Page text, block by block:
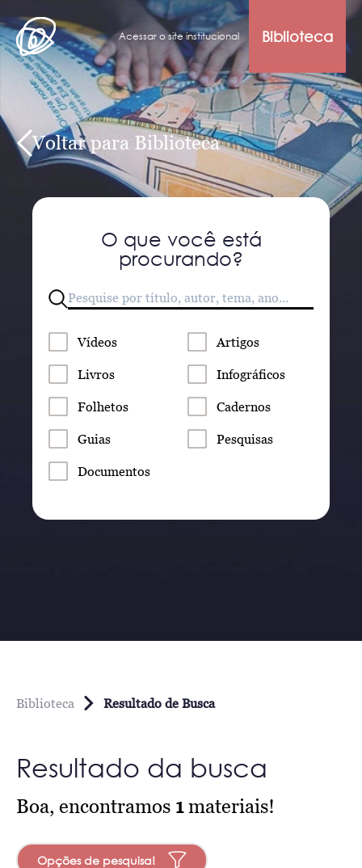
Acessar o site institucional Biblioteca
Voltar para Biblioteca
O que você está
procurando?
Vídeos Artigos
Livros Infográficos
Folhetos Cadernos
Guias Pesquisas
Documentos
Biblioteca Resultado de Busca
Resultado da busca
Boa, encontramos 1materiais!
Opções de pesquisa!